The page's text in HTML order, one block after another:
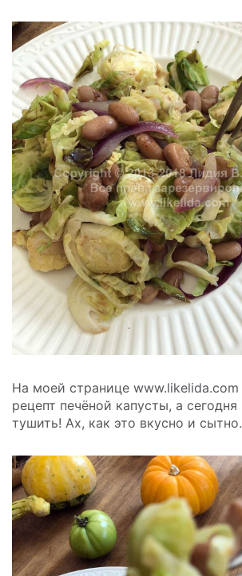
На моей странице www.likelida.com
рецепт печёной капусты, а
тушить! Ах, как это вкусно и сытно.